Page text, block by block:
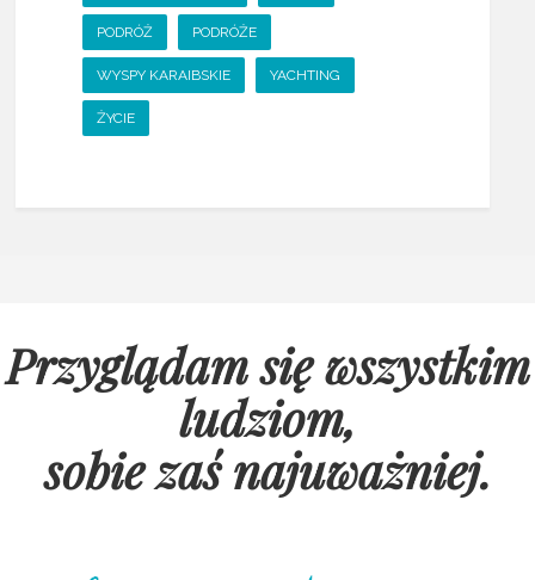
PODRÓŻ PODRÓŻE
WYSPY KARAIBSKIE YACHTING
ŻYCIE
Przyglądam się wszystkim
ludziom,
sobie zaś najuważniej.